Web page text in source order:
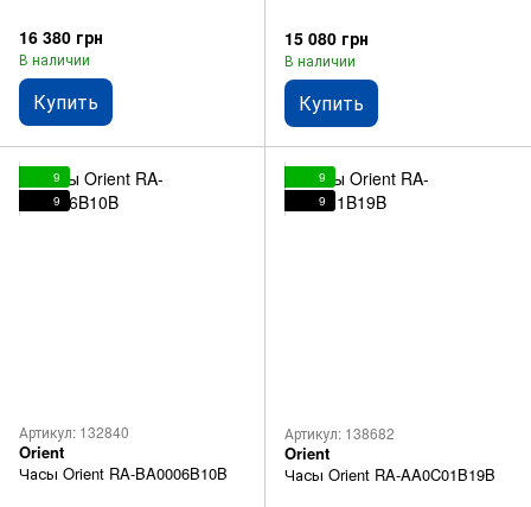
16 380 грн
В наличии
Купить
15 080 грн
В наличии
Купить
9
9
Артикул: 132840
Orient
Часы Orient RA-BA0006B10B
9
9
Артикул: 138682
Orient
Часы Orient RA-AA0C01B19B